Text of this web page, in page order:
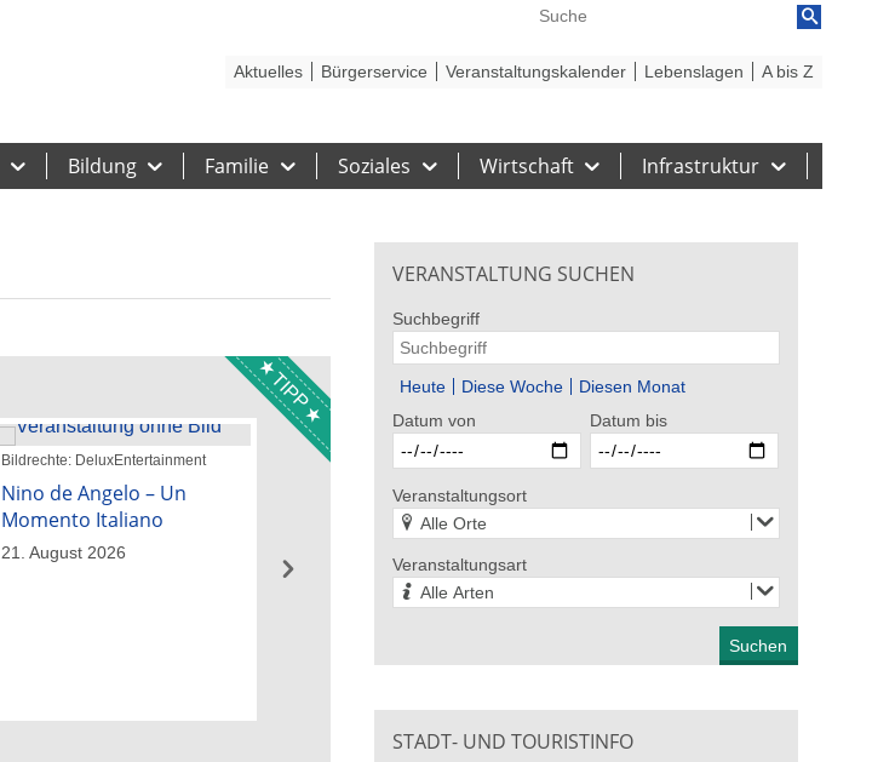
Bildung Familie Soziales Wirtschaft Infrastruktur
Aktuelles Bürgerservice Veranstaltungskalender Lebenslagen A bis Z
TIPP
Bildrechte: DeluxEntertainment
Nino de Angelo – Un
Momento Italiano
21. August 2026
Bildrechte: Stadt Gelsenkirchen
26. August 2026
Bildrechte: Stadt Gelsenkirchen
SOMMER MIT EUCH – 2026
VERANSTALTUNG SUCHEN
Suchbegriff
Heute Diese Woche
Diesen Monat
Datum von
Datum bis
Veranstaltungsort
Alle Orte
Veranstaltungsart
Alle Arten
STADT- UND TOURISTINFO